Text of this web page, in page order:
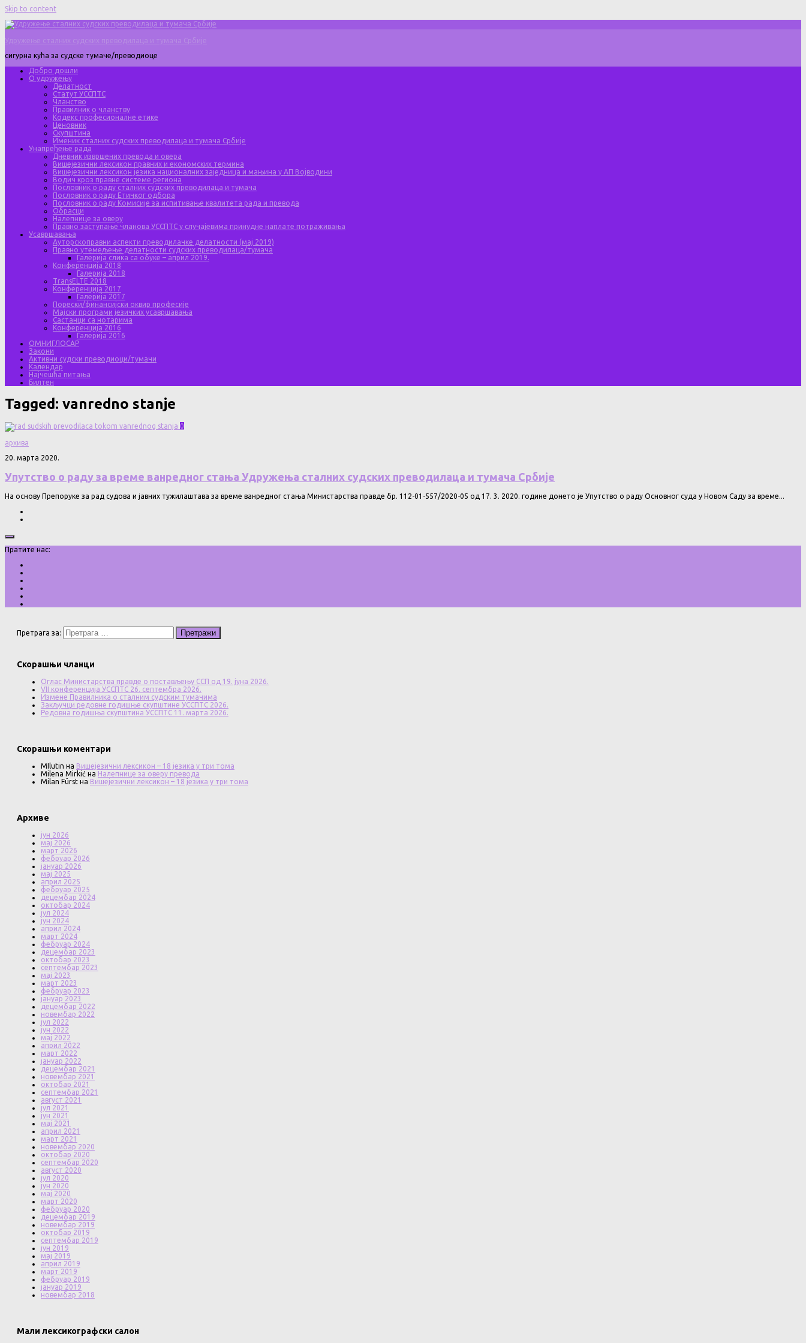
Skip to content
Удружење сталних судских преводилаца и тумача Србије
сигурна кућа за судске тумаче/преводиоце
Добро дошли
О удружењу
Делатност
Статут УССПТС
Чланство
Правилник о чланству
Кодекс професионалне етике
Ценовник
Скупштина
Именик сталних судских преводилаца и тумача Србије
Унапређење рада
Дневник извршених превода и овера
Вишејезични лексикон правних и економских термина
Вишејезични лексикон језика националних заједница и мањина у АП Војводини
Водич кроз правне системе региона
Пословник о раду сталних судских преводилаца и тумача
Пословник о раду Етичког одбора
Пословник о раду Комисије за испитивање квалитета рада и превода
Обрасци
Налепнице за оверу
Правно заступање чланова УССПТС у случајевима принудне наплате потраживања
Усавршавања
Ауторскоправни аспекти преводилачке делатности (мај 2019)
Правно утемељење делатности судских преводилаца/тумача
Галерија слика са обуке – април 2019.
Конференција 2018
Галерија 2018
TransELTE 2018
Конференција 2017
Галерија 2017
Порески/финансијски оквир професије
Мајски програми језичких усавршавања
Састанци са нотарима
Конференција 2016
Галерија 2016
ОМНИГЛОСАР
Закони
Активни судски преводиоци/тумачи
Календар
Најчешћа питања
Билтен
Tagged: vanredno stanje
0
архива
20. марта 2020.
Упутство о раду за време ванредног стања Удружења сталних судских преводилаца и тумача Србије
На основу Препоруке за рад судова и јавних тужилаштава за време ванредног стања Министарства правде бр. 112-01-557/2020-05 од 17. 3. 2020. године донето је Упутство о раду Основног суда у Новом Саду за време...
Пратите нас:
Претрага за:
Скорашњи чланци
Оглас Министарства правде о постављењу ССП од 19. јуна 2026.
VII конференција УССПТС 26. септембра 2026.
Измене Правилника о сталним судским тумачима
Закључци редовне годишње скупштине УССПТС 2026.
Редовна годишња скупштина УССПТС 11. марта 2026.
Скорашњи коментари
MIlutin на Вишејезични лексикон – 18 језика у три тома
Milena Mirkić на Налепнице за оверу превода
Milan Fürst на Вишејезични лексикон – 18 језика у три тома
Архиве
јун 2026
мај 2026
март 2026
фебруар 2026
јануар 2026
мај 2025
април 2025
фебруар 2025
децембар 2024
октобар 2024
јул 2024
јун 2024
април 2024
март 2024
фебруар 2024
децембар 2023
октобар 2023
септембар 2023
мај 2023
март 2023
фебруар 2023
јануар 2023
децембар 2022
новембар 2022
јул 2022
јун 2022
мај 2022
април 2022
март 2022
јануар 2022
децембар 2021
новембар 2021
октобар 2021
септембар 2021
август 2021
јул 2021
јун 2021
мај 2021
април 2021
март 2021
новембар 2020
октобар 2020
септембар 2020
август 2020
јул 2020
јун 2020
мај 2020
март 2020
фебруар 2020
децембар 2019
новембар 2019
октобар 2019
септембар 2019
јун 2019
мај 2019
април 2019
март 2019
фебруар 2019
јануар 2019
новембар 2018
Мали лексикографски салон